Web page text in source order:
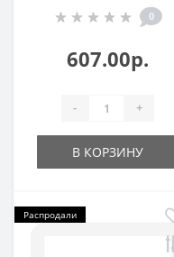
0
607.00р.
- +
В КОРЗИНУ
Распродали